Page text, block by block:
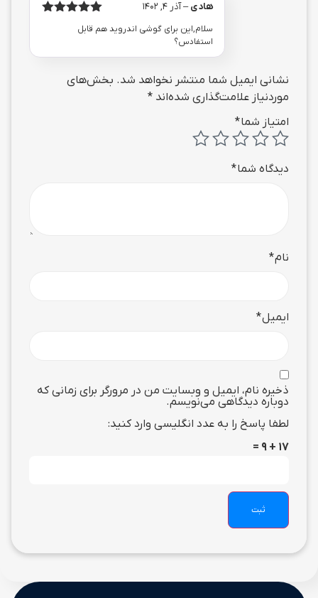
هادی–آذر 4, 1402
سلام,این برای گوشی اندروید هم قابل
استفادس؟
نشانی ایمیل شما منتشر نخواهد شد. بخش‌های
موردنیاز علامت‌گذاری شده‌اند *
امتیاز شما*
دیدگاه شما*
نام*
ایمیل*
ذخیره نام، ایمیل و وبسایت من در مرورگر برای زمانی که
دوباره دیدگاهی می‌نویسم.
لطفا پاسخ را به عدد انگلیسی وارد کنید:
17 + 9 =